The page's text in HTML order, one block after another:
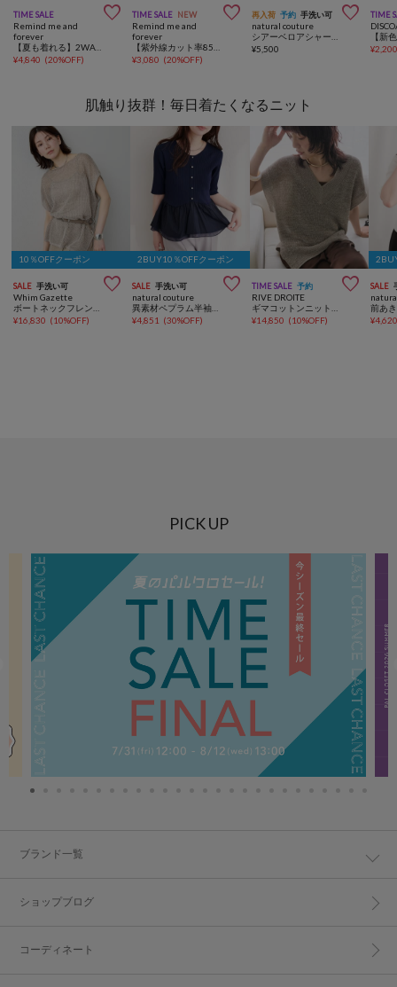
TIME SALE 
Remind me and
forever
¥4,840 (20%OFF)
TIME SALE NEW 
Remind me and
forever
¥3,080 (20%OFF)
再入荷 予約 手洗い可 
natural couture
¥5,500
TIME
¥
肌触り抜群！毎日着たくなるニット
10％OFFクーポン
SALE 手洗い可 
Whim Gazette
¥16,830 (10%OFF)
2BUY10％OFFクーポン
SALE 手洗い可 
natural couture
¥4,851 (30%OFF)
TIME SALE 予約 
RIVE DROITE
¥14,850 (10%OFF)
SALE
前あ
¥
PICK UP
ブランド一覧
ショップブログ
コーディネート